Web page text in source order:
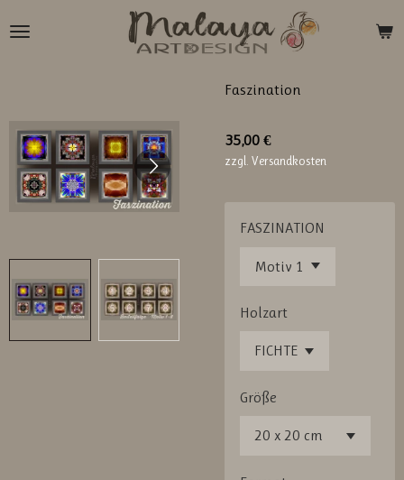
Hauptinhalt
Faszination
35,00 €
zzgl. Versandkosten
FASZINATION
Holzart
Größe